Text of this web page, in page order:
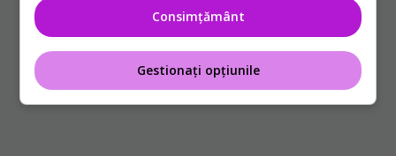
Consimțământ
Gestionați opțiunile